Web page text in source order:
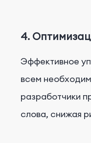
4.
Эффективное
всем
разработчики
слова, снижая